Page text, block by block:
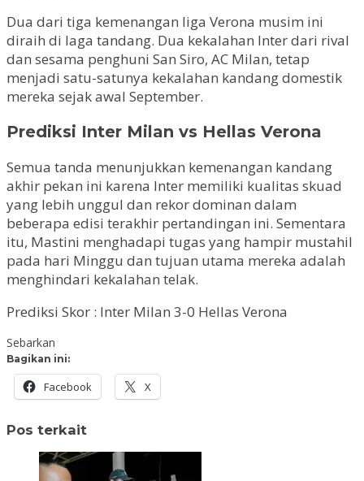
Dua dari tiga kemenangan liga Verona musim ini
diraih di laga tandang. Dua kekalahan Inter dari rival
dan sesama penghuni San Siro, AC Milan, tetap
menjadi satu-satunya kekalahan kandang domestik
mereka sejak awal September.
Prediksi Inter Milan vs Hellas Verona
Semua tanda menunjukkan kemenangan kandang
akhir pekan ini karena Inter memiliki kualitas skuad
yang lebih unggul dan rekor dominan dalam
beberapa edisi terakhir pertandingan ini. Sementara
itu, Mastini menghadapi tugas yang hampir mustahil
pada hari Minggu dan tujuan utama mereka adalah
menghindari kekalahan telak.
Prediksi Skor : Inter Milan 3-0 Hellas Verona
Sebarkan
Bagikan ini:
Facebook X
Pos terkait